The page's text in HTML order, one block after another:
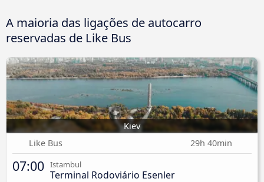
A maioria das ligações de autocarro
reservadas de Like Bus
Kiev
Like Bus
29h 40min
07:00 Istambul
Terminal Rodoviário Esenler